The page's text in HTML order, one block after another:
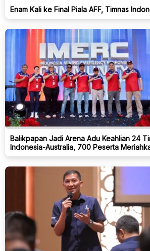
Enam Kali ke Final Piala AFF, Timnas
Balikpapan Jadi Arena Adu Keahlian 24
Indonesia-Australia, 700 Peserta